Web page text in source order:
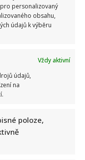
personalizovaný
obsahu,
údajů k výběru
Vždy aktivní
údajů,
na
poloze,
*